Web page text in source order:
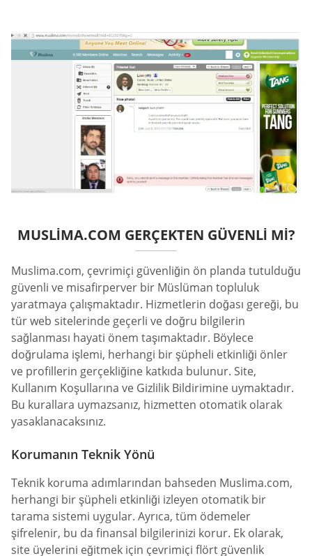
MUSLIMA.COM GERÇEKTEN GÜVENLI MI?
Muslima.com, çevrimiçi güvenliğin ön planda tutulduğu
güvenli ve misafirperver bir Müslüman topluluk
yaratmaya çalışmaktadır. Hizmetlerin doğası gereği, bu
tür web sitelerinde geçerli ve doğru bilgilerin
sağlanması hayati önem taşımaktadır. Böylece
doğrulama işlemi, herhangi bir şüpheli etkinliği önler
ve profillerin gerçekliğine katkıda bulunur. Site,
Kullanım Koşullarına ve Gizlilik Bildirimine uymaktadır.
Bu kurallara uymazsanız, hizmetten otomatik olarak
yasaklanacaksınız.
Korumanın Teknik Yönü
Teknik koruma adımlarından bahseden Muslima.com,
herhangi bir şüpheli etkinliği izleyen otomatik bir
tarama sistemi uygular. Ayrıca, tüm ödemeler
şifrelenir, bu da finansal bilgilerinizi korur. Ek olarak,
site üyelerini eğitmek için çevrimiçi flört güvenlik